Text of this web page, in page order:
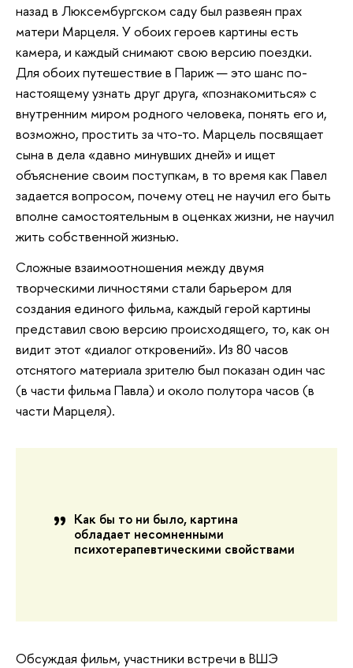
назад в Люксембургском саду был развеян прах
матери Марцеля. У обоих героев картины есть
камера, и каждый снимают свою версию поездки.
Для обоих путешествие в Париж — это шанс по-
настоящему узнать друг друга, «познакомиться» с
внутренним миром родного человека, понять его и,
возможно, простить за что-то. Марцель посвящает
сына в дела «давно минувших дней» и ищет
объяснение своим поступкам, в то время как Павел
задается вопросом, почему отец не научил его быть
вполне самостоятельным в оценках жизни, не научил
жить собственной жизнью.
Сложные взаимоотношения между двумя
творческими личностями стали барьером для
создания единого фильма, каждый герой картины
представил свою версию происходящего, то, как он
видит этот «диалог откровений». Из 80 часов
отснятого материала зрителю был показан один час
(в части фильма Павла) и около полутора часов (в
части Марцеля).
Как бы то ни было, картина
обладает несомненными
психотерапевтическими свойствами
Обсуждая фильм, участники встречи в ВШЭ